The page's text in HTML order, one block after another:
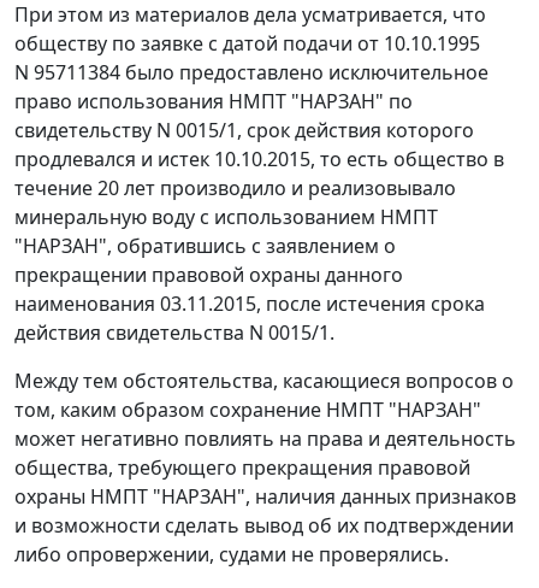
При этом из материалов дела усматривается, что
обществу по заявке с датой подачи от 10.10.1995
N 95711384 было предоставлено исключительное
право использования НМПТ "НАРЗАН" по
свидетельству N 0015/1, срок действия которого
продлевался и истек 10.10.2015, то есть общество в
течение 20 лет производило и реализовывало
минеральную воду с использованием НМПТ
"НАРЗАН", обратившись с заявлением о
прекращении правовой охраны данного
наименования 03.11.2015, после истечения срока
действия свидетельства N 0015/1.
Между тем обстоятельства, касающиеся вопросов о
том, каким образом сохранение НМПТ "НАРЗАН"
может негативно повлиять на права и деятельность
общества, требующего прекращения правовой
охраны НМПТ "НАРЗАН", наличия данных признаков
и возможности сделать вывод об их подтверждении
либо опровержении, судами не проверялись.